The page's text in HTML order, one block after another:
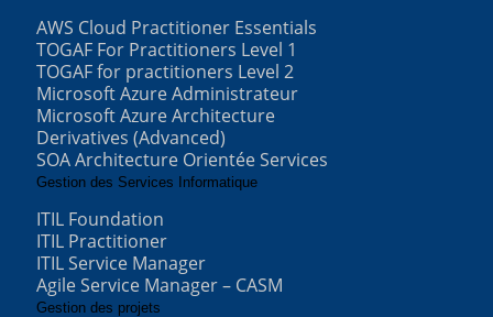
AWS Cloud Practitioner Essentials
TOGAF For Practitioners Level 1
TOGAF for practitioners Level 2
Microsoft Azure Administrateur
Microsoft Azure Architecture
Derivatives (Advanced)
SOA Architecture Orientée Services
Gestion des Services Informatique
ITIL Foundation
ITIL Practitioner
ITIL Service Manager
Agile Service Manager – CASM
Gestion des projets